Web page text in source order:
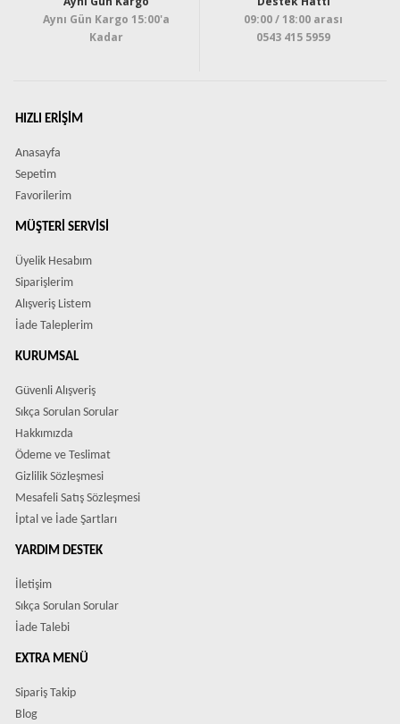
Aynı Gün Kargo 15:00'a
Kadar
09:00 / 18:00 arası
0543 415 5959
HIZLI ERIŞIM
Anasayfa
Sepetim
Favorilerim
MÜŞTERI SERVISI
Üyelik Hesabım
Siparişlerim
Alışveriş Listem
İade Taleplerim
KURUMSAL
Güvenli Alışveriş
Sıkça Sorulan Sorular
Hakkımızda
Ödeme ve Teslimat
Gizlilik Sözleşmesi
Mesafeli Satış Sözleşmesi
İptal ve İade Şartları
YARDIM DESTEK
İletişim
Sıkça Sorulan Sorular
İade Talebi
EXTRA MENÜ
Sipariş Takip
Blog